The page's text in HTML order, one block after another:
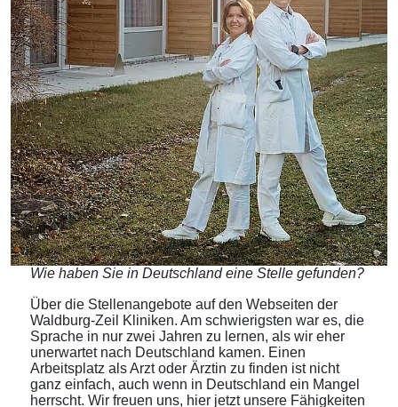
Wie haben Sie in Deutschland eine Stelle gefunden?
Über die Stellenangebote auf den Webseiten der
Waldburg-Zeil Kliniken. Am schwierigsten war es, die
Sprache in nur zwei Jahren zu lernen, als wir eher
unerwartet nach Deutschland kamen. Einen
Arbeitsplatz als Arzt oder Ärztin zu finden ist nicht
ganz einfach, auch wenn in Deutschland ein Mangel
herrscht. Wir freuen uns, hier jetzt unsere Fähigkeiten